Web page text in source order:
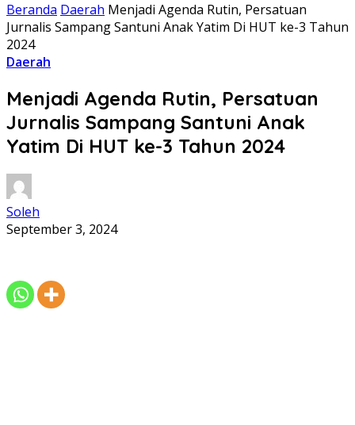
Beranda Daerah Menjadi Agenda Rutin, Persatuan
Jurnalis Sampang Santuni Anak Yatim Di HUT ke-3 Tahun
2024
Daerah
Menjadi Agenda Rutin, Persatuan
Jurnalis Sampang Santuni Anak
Yatim Di HUT ke-3 Tahun 2024
Soleh
September 3, 2024